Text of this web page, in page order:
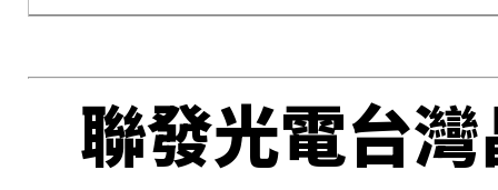
聯發光電台